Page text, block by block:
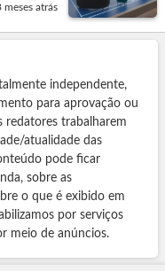
meses atrás
independente,
para aprovação ou
redatores trabalharem
atualidade das
pode ficar
sobre as
o que é exibido em
por serviços
meio de anúncios.